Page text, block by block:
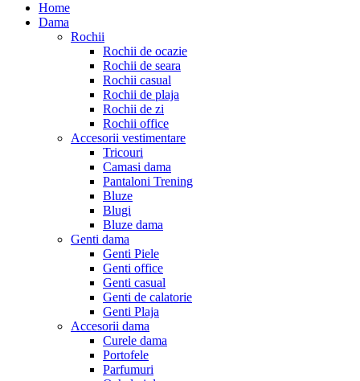
Home
Dama
Rochii
Rochii de ocazie
Rochii de seara
Rochii casual
Rochii de plaja
Rochii de zi
Rochii office
Accesorii vestimentare
Tricouri
Camasi dama
Pantaloni Trening
Bluze
Blugi
Bluze dama
Genti dama
Genti Piele
Genti office
Genti casual
Genti de calatorie
Genti Plaja
Accesorii dama
Curele dama
Portofele
Parfumuri